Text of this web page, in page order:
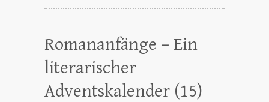
Romananfänge – Ein
literarischer
Adventskalender (15)